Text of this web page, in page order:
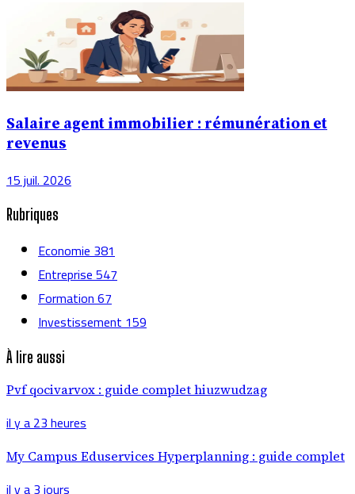
Salaire agent immobilier : rémunération et
revenus
15 juil. 2026
Rubriques
Economie381
Entreprise547
Formation67
Investissement159
À lire aussi
Pvf qocivarvox : guide complet hiuzwudzag
il y a 23 heures
My Campus Eduservices Hyperplanning : guide complet